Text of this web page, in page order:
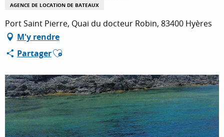
À FAIRE
SÉJOURNER
AGENCE DE LOCATION DE BATEAUX
Port Saint Pierre, Quai du docteur Robin, 83400 Hyères
M'y rendre
PartagerAjouter aux favoris